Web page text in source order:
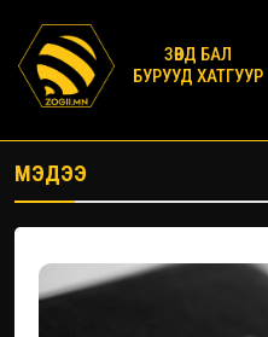
ЗӨВД БАЛ
БУРУУД ХАТГУУР
МЭДЭЭ